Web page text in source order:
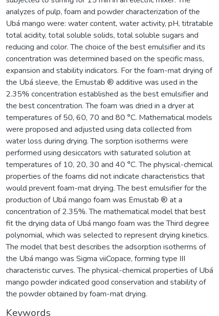
analyzes of pulp, foam and powder characterization of the
Ubá mango were: water content, water activity, pH, titratable
total acidity, total soluble solids, total soluble sugars and
reducing and color. The choice of the best emulsifier and its
concentration was determined based on the specific mass,
expansion and stability indicators. For the foam-mat drying of
the Ubá sleeve, the Emustab ® additive was used in the
2.35% concentration established as the best emulsifier and
the best concentration. The foam was dried in a dryer at
temperatures of 50, 60, 70 and 80 °C. Mathematical models
were proposed and adjusted using data collected from
water loss during drying. The sorption isotherms were
performed using desiccators with saturated solution at
temperatures of 10, 20, 30 and 40 °C. The physical-chemical
properties of the foams did not indicate characteristics that
would prevent foam-mat drying. The best emulsifier for the
production of Ubá mango foam was Emustab ® at a
concentration of 2.35%. The mathematical model that best
fit the drying data of Ubá mango foam was the Third degree
polynomial, which was selected to represent drying kinetics.
The model that best describes the adsorption isotherms of
the Ubá mango was Sigma viiCopace, forming type III
characteristic curves. The physical-chemical properties of Ubá
mango powder indicated good conservation and stability of
the powder obtained by foam-mat drying.
Keywords